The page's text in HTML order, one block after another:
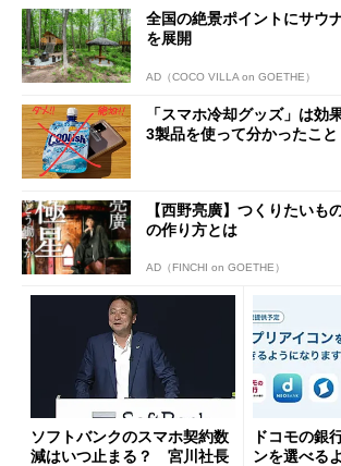
全国の絶景ポイントにサウ
を展開
AD（COCO VILLA on GOETHE）
「スマホ冷却グッズ」は
3製品を使って分かったこと
【西野亮廣】つくりたいも
の作り方とは
AD（FINCHI on GOETHE）
ソフトバンクのスマホ契約数
減はいつ止まる？ 宮川社長
ドコモの銀
ンを選べる